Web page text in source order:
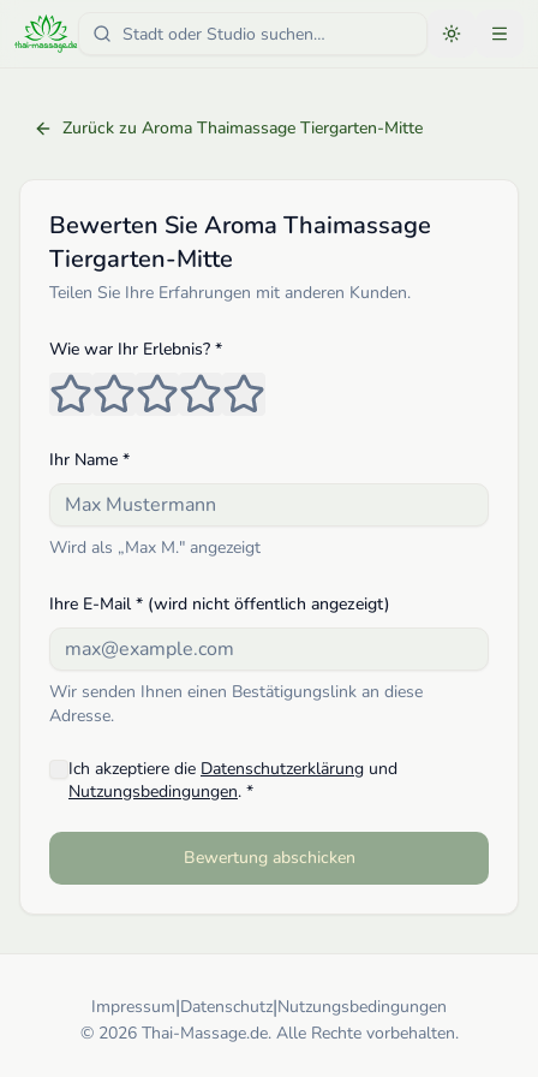
Zurück zu Aroma Thaimassage Tiergarten-Mitte
Bewerten Sie Aroma Thaimassage
Tiergarten-Mitte
Teilen Sie Ihre Erfahrungen mit anderen Kunden.
Wie war Ihr Erlebnis? *
Ihr Name *
Wird als „Max M." angezeigt
Ihre E-Mail * (wird nicht öffentlich angezeigt)
Wir senden Ihnen einen Bestätigungslink an diese
Adresse.
Ich akzeptiere die Datenschutzerklärung und
Nutzungsbedingungen. *
Bewertung abschicken
Impressum|Datenschutz|Nutzungsbedingungen
© 2026 Thai-Massage.de. Alle Rechte vorbehalten.